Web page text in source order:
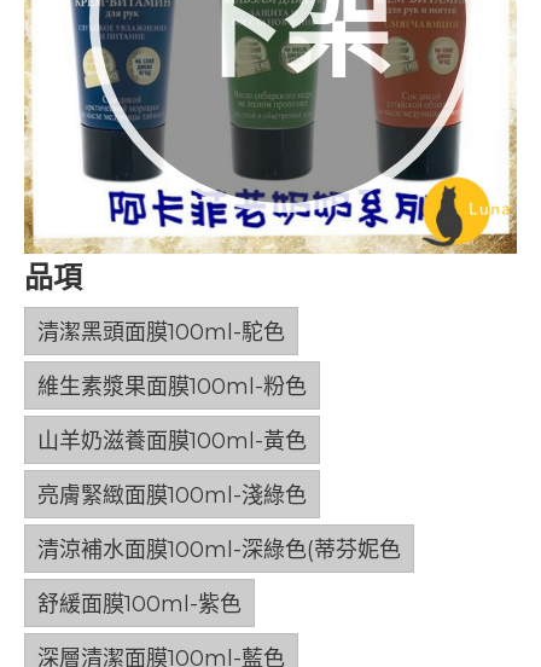
下架
品項
清潔黑頭面膜100ml-駝色
維生素漿果面膜100ml-粉色
山羊奶滋養面膜100ml-黃色
亮膚緊緻面膜100ml-淺綠色
清涼補水面膜100ml-深綠色(蒂芬妮色
舒緩面膜100ml-紫色
深層清潔面膜100ml-藍色